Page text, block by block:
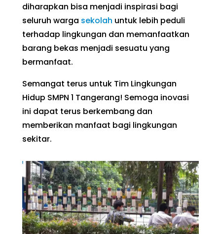
diharapkan bisa menjadi inspirasi bagi
seluruh warga sekolah untuk lebih peduli
terhadap lingkungan dan memanfaatkan
barang bekas menjadi sesuatu yang
bermanfaat.
Semangat terus untuk Tim Lingkungan
Hidup SMPN 1 Tangerang! Semoga inovasi
ini dapat terus berkembang dan
memberikan manfaat bagi lingkungan
sekitar.